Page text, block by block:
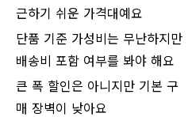
근하기 쉬운 가격대예요
단품 기준 가성비는 무난하지만
배송비 포함 여부를 봐야 해요
큰 폭 할인은 아니지만 기본 구
매 장벽이 낮아요